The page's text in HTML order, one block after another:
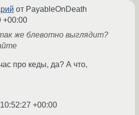
от PayableOnDeath
+00:00
же блевотно выглядит?
про кеды, да? А что,
+00:00